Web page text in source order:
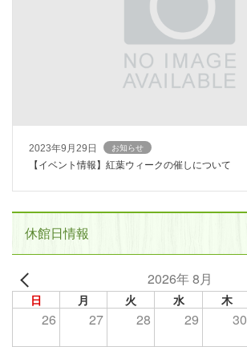
2023年9月29日 お知らせ
【イベント情報】紅葉ウィークの催しについて
休館日情報
2026年 8月
日 月 火 水 木
26 27 28 29 30